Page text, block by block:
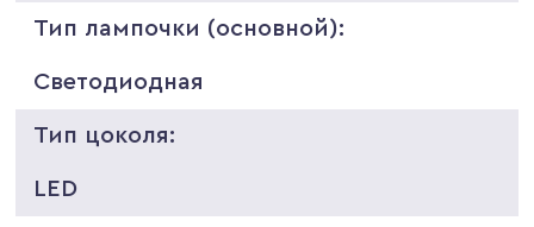
Тип лампочки (основной):
Светодиодная
Тип цоколя:
LED